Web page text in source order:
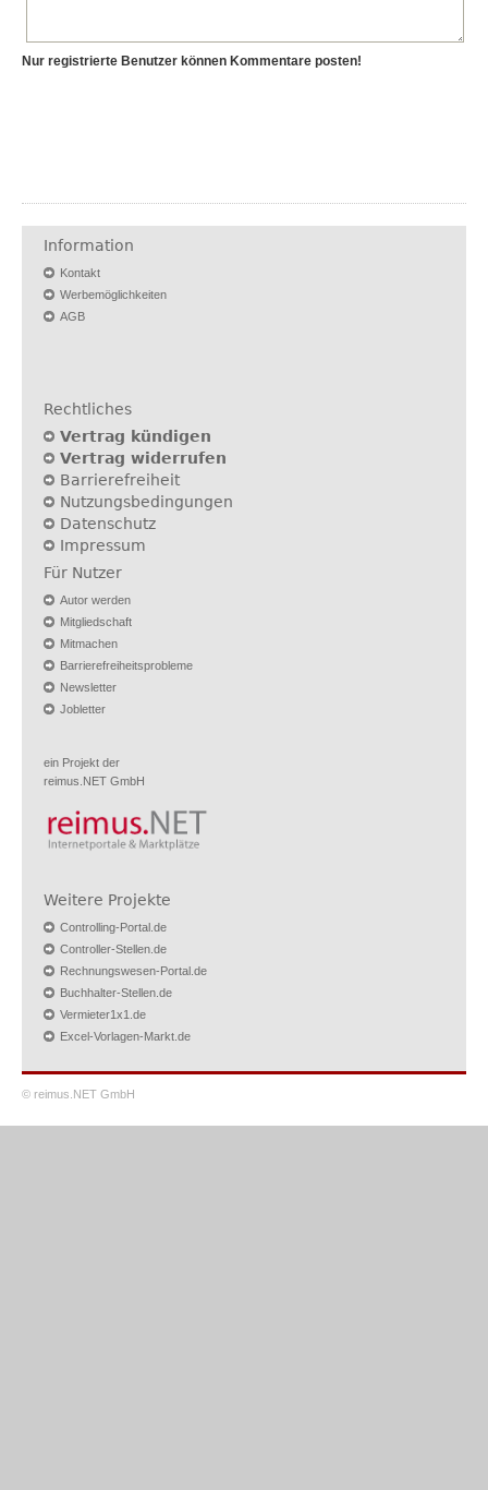
Nur registrierte Benutzer können Kommentare posten!
Information
Kontakt
Werbemöglichkeiten
AGB
Rechtliches
Vertrag kündigen
Vertrag widerrufen
Barrierefreiheit
Nutzungsbedingungen
Datenschutz
Impressum
Für Nutzer
Autor werden
Mitgliedschaft
Mitmachen
Barrierefreiheitsprobleme
Newsletter
Jobletter
ein Projekt der
reimus.NET GmbH
Weitere Projekte
Controlling-Portal.de
Controller-Stellen.de
Rechnungswesen-Portal.de
Buchhalter-Stellen.de
Vermieter1x1.de
Excel-Vorlagen-Markt.de
© reimus.NET GmbH